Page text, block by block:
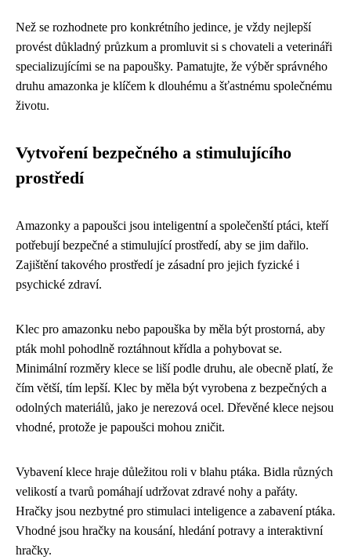
Než se rozhodnete pro konkrétního jedince, je vždy nejlepší
provést důkladný průzkum a promluvit si s chovateli a veterináři
specializujícími se na papoušky. Pamatujte, že výběr správného
druhu amazonka je klíčem k dlouhému a šťastnému společnému
životu.
Vytvoření bezpečného a stimulujícího
prostředí
Amazonky a papoušci jsou inteligentní a společenští ptáci, kteří
potřebují bezpečné a stimulující prostředí, aby se jim dařilo.
Zajištění takového prostředí je zásadní pro jejich fyzické i
psychické zdraví.
Klec pro amazonku nebo papouška by měla být prostorná, aby
pták mohl pohodlně roztáhnout křídla a pohybovat se.
Minimální rozměry klece se liší podle druhu, ale obecně platí, že
čím větší, tím lepší. Klec by měla být vyrobena z bezpečných a
odolných materiálů, jako je nerezová ocel. Dřevěné klece nejsou
vhodné, protože je papoušci mohou zničit.
Vybavení klece hraje důležitou roli v blahu ptáka. Bidla různých
velikostí a tvarů pomáhají udržovat zdravé nohy a pařáty.
Hračky jsou nezbytné pro stimulaci inteligence a zabavení ptáka.
Vhodné jsou hračky na kousání, hledání potravy a interaktivní
hračky.